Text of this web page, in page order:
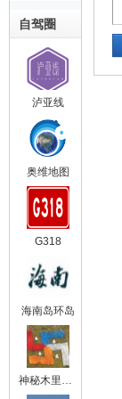
自驾圈
泸亚线
奥维地图
G318
海南岛环岛
神秘木里王国